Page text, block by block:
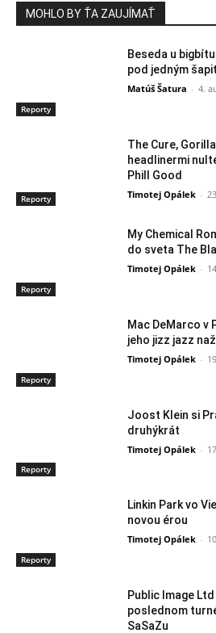
MOHLO BY ŤA ZAUJÍMAŤ
Reporty
Beseda u
pod jedným
Matúš Šatura - 4.
Reporty
The Cure,
headlinermi
Phill Good
Timotej Opálek -
Reporty
My Chemical
do sveta The
Timotej Opálek -
Reporty
Mac DeMarco v
jeho jizz jazz
Timotej Opálek -
Reporty
Joost Klein si
druhýkrát
Timotej Opálek -
Reporty
Linkin Park vo
novou érou
Timotej Opálek -
Public Image
poslednom
SaSaZu